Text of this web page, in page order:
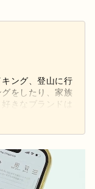
ング、登山に行
をしたり、家族
きなブランドは
タンが気に入っ